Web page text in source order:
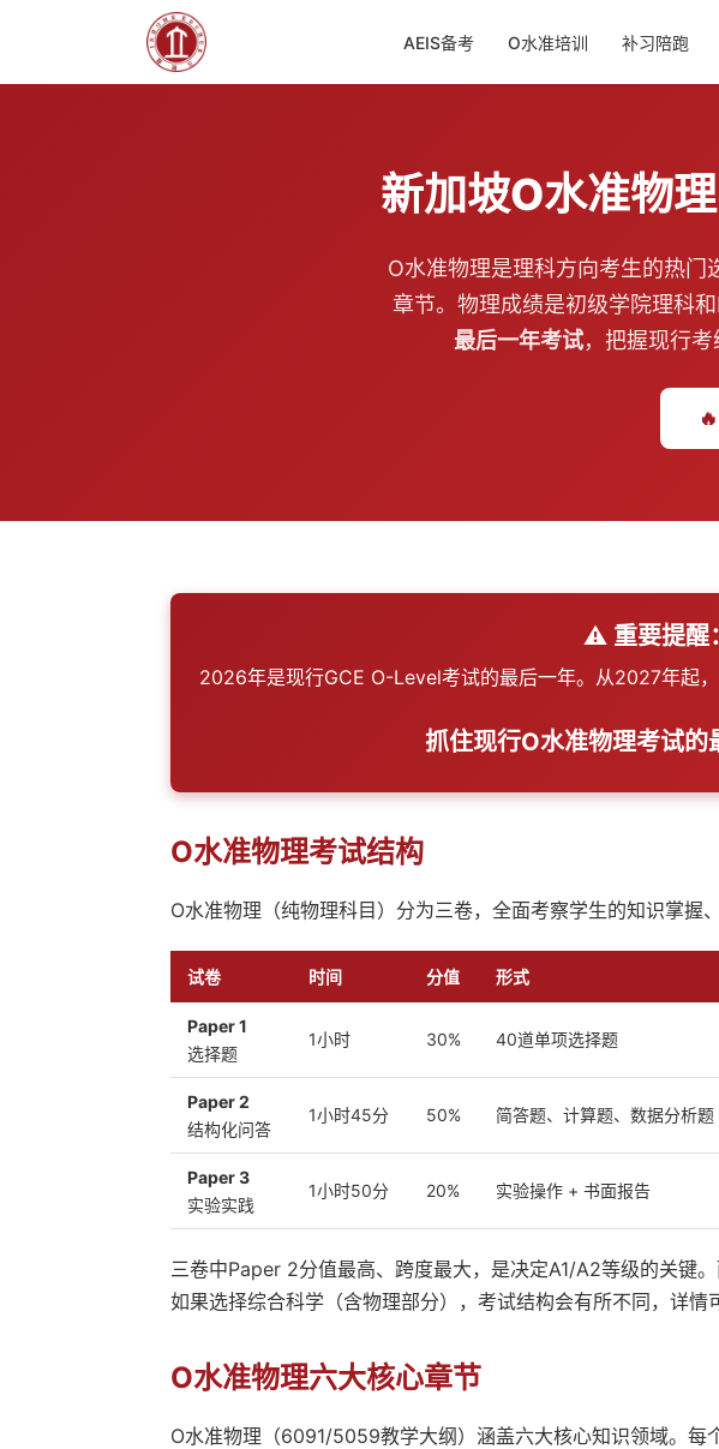
AEIS备考 O水准培训 补习陪跑
新加坡O水准物
O水准物理是理科方向考生的热
章节。物理成绩是初级学院理科
最后一年考试，把握现行
⚠️ 重要提醒
2026年是现行GCE O-Level考试的最后一年。从2027年起
抓住现行O水准物理考试的
O水准物理考试结构
O水准物理（纯物理科目）分为三卷，全面考察学生的知识掌握
试卷 时间 分值 形式
Paper 1
选择题
1小时 30% 40道单项选择题
Paper 2
结构化问答
1小时45分 50% 简答题、计算题、数据分析题
Paper 3
实验实践
1小时50分 20% 实验操作 + 书面报告
三卷中Paper 2分值最高、跨度最大，是决定A1/A2等级的关键
如果选择综合科学（含物理部分），考试结构会有所不同，详情
O水准物理六大核心章节
O水准物理（6091/5059教学大纲）涵盖六大核心知识领域。每